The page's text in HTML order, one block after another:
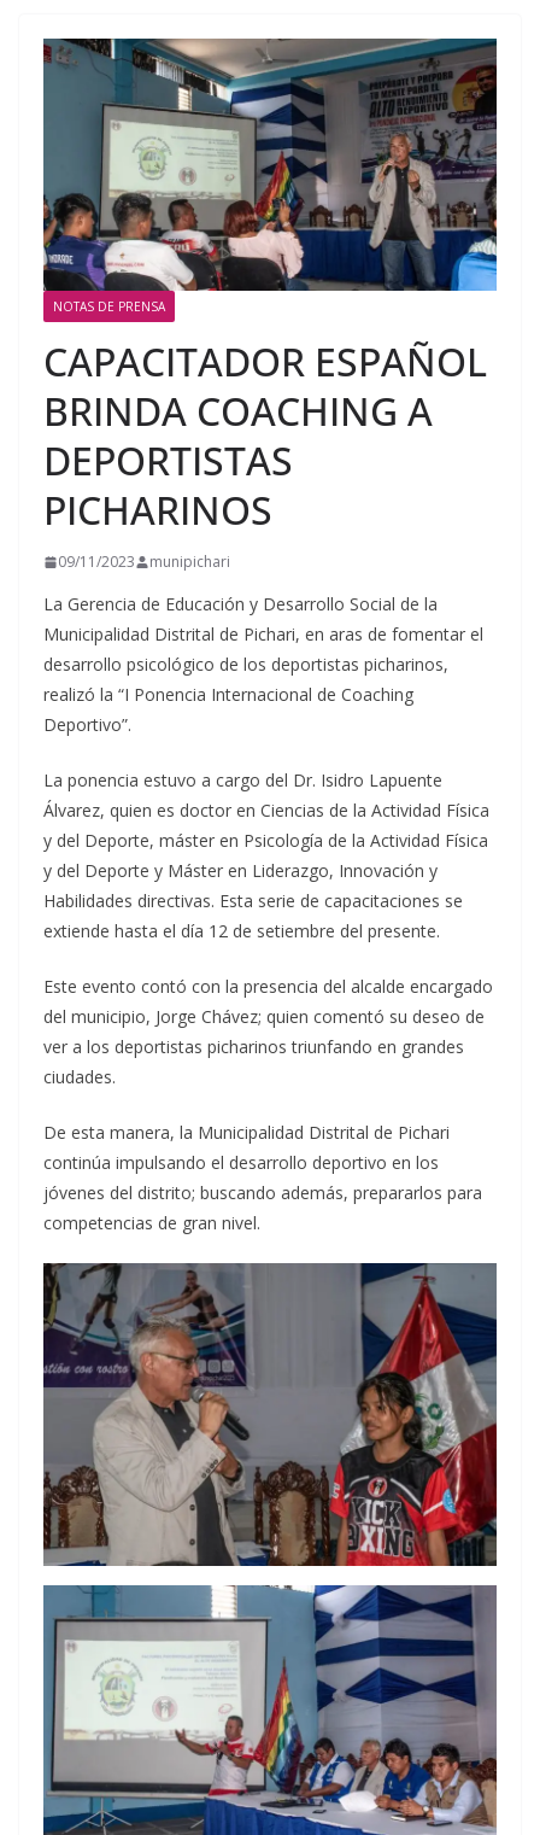
NOTAS DE PRENSA
CAPACITADOR ESPAÑOL
BRINDA COACHING A
DEPORTISTAS
PICHARINOS
09/11/2023 munipichari
La Gerencia de Educación y Desarrollo Social de la
Municipalidad Distrital de Pichari, en aras de fomentar el
desarrollo psicológico de los deportistas picharinos,
realizó la “I Ponencia Internacional de Coaching
Deportivo”.
La ponencia estuvo a cargo del Dr. Isidro Lapuente
Álvarez, quien es doctor en Ciencias de la Actividad Física
y del Deporte, máster en Psicología de la Actividad Física
y del Deporte y Máster en Liderazgo, Innovación y
Habilidades directivas. Esta serie de capacitaciones se
extiende hasta el día 12 de setiembre del presente.
Este evento contó con la presencia del alcalde encargado
del municipio, Jorge Chávez; quien comentó su deseo de
ver a los deportistas picharinos triunfando en grandes
ciudades.
De esta manera, la Municipalidad Distrital de Pichari
continúa impulsando el desarrollo deportivo en los
jóvenes del distrito; buscando además, prepararlos para
competencias de gran nivel.